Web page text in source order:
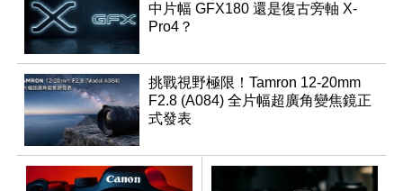
中片幅 GFX180 還是復古旁軸 X-
Pro4？
挑戰視野極限！Tamron 12-20mm
F2.8 (A084) 全片幅超廣角變焦鏡正
式發表